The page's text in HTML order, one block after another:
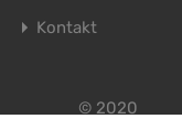
Kontakt
© 2020